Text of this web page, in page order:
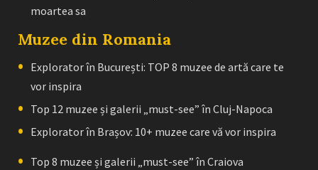
moartea sa
Muzee din Romania
Explorator în București: TOP 8 muzee de artă care te
vor inspira
Top 12 muzee și galerii „must-see” în Cluj-Napoca
Explorator în Brașov: 10+ muzee care vă vor inspira
Top 8 muzee și galerii „must-see” în Craiova